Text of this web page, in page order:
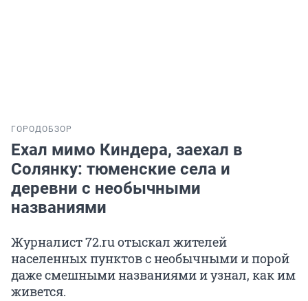
ГОРОДОБЗОР
Ехал мимо Киндера, заехал в
Солянку: тюменские села и
деревни с необычными
названиями
Журналист 72.ru отыскал жителей
населенных пунктов с необычными и порой
даже смешными названиями и узнал, как им
живется.